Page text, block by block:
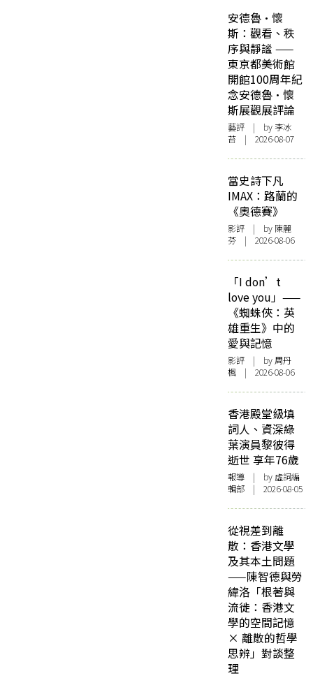
安德魯·懷
斯：觀看、秩
序與靜謐 ——
東京都美術館
開館100周年紀
念安德魯·懷
斯展觀展評論
藝評 | by 李冰
苔 | 2026-08-07
當史詩下凡
IMAX：路蘭的
《奧德賽》
影評 | by 陳麗
芬 | 2026-08-06
「I don’t
love you」——
《蜘蛛俠：英
雄重生》中的
愛與記憶
影評 | by周丹
楓 | 2026-08-06
香港殿堂級填
詞人、資深綠
葉演員黎彼得
逝世 享年76歲
報導 | by 虛詞編
輯部 | 2026-08-05
從視差到離
散：香港文學
及其本土問題
——陳智德與勞
緯洛「根著與
流徙：香港文
學的空間記憶
× 離散的哲學
思辨」對談整
理